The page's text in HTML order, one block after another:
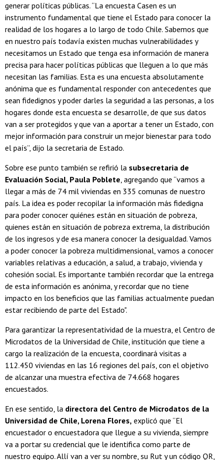
generar políticas públicas. “La encuesta Casen es un
instrumento fundamental que tiene el Estado para conocer la
realidad de los hogares a lo largo de todo Chile. Sabemos que
en nuestro país todavía existen muchas vulnerabilidades y
necesitamos un Estado que tenga esa información de manera
precisa para hacer políticas públicas que lleguen a lo que más
necesitan las familias. Esta es una encuesta absolutamente
anónima que es fundamental responder con antecedentes que
sean fidedignos y poder darles la seguridad a las personas, a los
hogares donde esta encuesta se desarrolle, de que sus datos
van a ser protegidos y que van a aportar a tener un Estado, con
mejor información para construir un mejor bienestar para todo
el país”, dijo la secretaria de Estado.
Sobre ese punto también se refirió la subsecretaria de
Evaluación Social, Paula Poblete, agregando que “vamos a
llegar a más de 74 mil viviendas en 335 comunas de nuestro
país. La idea es poder recopilar la información más fidedigna
para poder conocer quiénes están en situación de pobreza,
quienes están en situación de pobreza extrema, la distribución
de los ingresos y de esa manera conocer la desigualdad. Vamos
a poder conocer la pobreza multidimensional, vamos a conocer
variables relativas a educación, a salud, a trabajo, vivienda y
cohesión social. Es importante también recordar que la entrega
de esta información es anónima, y recordar que no tiene
impacto en los beneficios que las familias actualmente puedan
estar recibiendo de parte del Estado".
Para garantizar la representatividad de la muestra, el Centro de
Microdatos de la Universidad de Chile, institución que tiene a
cargo la realización de la encuesta, coordinará visitas a
112.450 viviendas en las 16 regiones del país, con el objetivo
de alcanzar una muestra efectiva de 74.668 hogares
encuestados.
En ese sentido, la directora del Centro de Microdatos de la
Universidad de Chile, Lorena Flores, explicó que “El
encuestador o encuestadora que llegue a su vivienda, siempre
va a portar su credencial que le identifica como parte de
nuestro equipo. Allí van a ver su nombre, su Rut y un código QR,